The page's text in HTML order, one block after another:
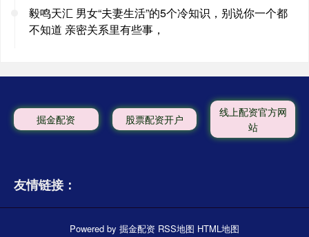
毅鸣天汇 男女“夫妻生活”的5个冷知识，别说你一个都
不知道 亲密关系里有些事，
掘金配资 股票配资开户
线上配资官方网
站
友情链接：
Powered by 掘金配资 RSS地图 HTML地图